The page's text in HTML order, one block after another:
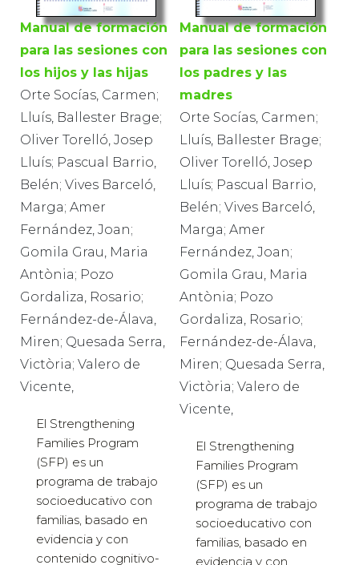
Manual de formación
para las sesiones con
los hijos y las hijas
Orte Socías, Carmen;
Lluís, Ballester Brage;
Oliver Torelló, Josep
Lluís; Pascual Barrio,
Belén; Vives Barceló,
Marga; Amer
Fernández, Joan;
Gomila Grau, Maria
Antònia; Pozo
Gordaliza, Rosario;
Fernández-de-Álava,
Miren; Quesada Serra,
Victòria; Valero de
Vicente,
El Strengthening
Families Program
(SFP) es un
programa de trabajo
socioeducativo con
familias, basado en
evidencia y con
contenido cognitivo-
Manual de formación
para las sesiones con
los padres y las
madres
Orte Socías, Carmen;
Lluís, Ballester Brage;
Oliver Torelló, Josep
Lluís; Pascual Barrio,
Belén; Vives Barceló,
Marga; Amer
Fernández, Joan;
Gomila Grau, Maria
Antònia; Pozo
Gordaliza, Rosario;
Fernández-de-Álava,
Miren; Quesada Serra,
Victòria; Valero de
Vicente,
El Strengthening
Families Program
(SFP) es un
programa de trabajo
socioeducativo con
familias, basado en
evidencia y con